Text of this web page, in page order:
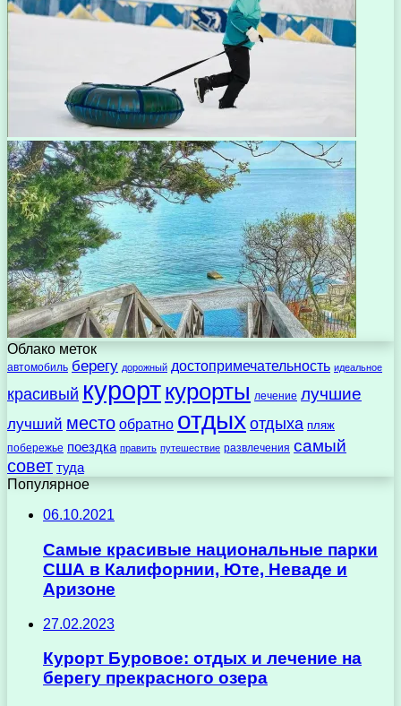
Облако меток
автомобиль берегу дорожный достопримечательность идеальное
красивый курорткурорты лечение лучшие
лучший место обратно отдыхотдыха пляж
побережье поездка править путешествие развлечения самый
совет туда
Популярное
06.10.2021
Самые красивые национальные парки
США в Калифорнии, Юте, Неваде и
Аризоне
27.02.2023
Курорт Буровое: отдых и лечение на
берегу прекрасного озера